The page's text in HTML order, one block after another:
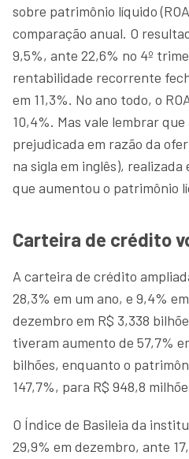
sobre patrimônio líquido
comparação anual. O
9,5%, ante 22,6% no 4º
rentabilidade recorrente
em 11,3%. No ano todo, o
10,4%. Mas vale lembrar
prejudicada em razão da
na sigla em inglês), realizada
que aumentou o patrimônio
Carteira de crédito
A carteira de crédito
28,3% em um ano, e 9,4%
dezembro em R$ 3,338
tiveram aumento de 57,7%
bilhões, enquanto o
147,7%, para R$ 948,8
O Índice de Basileia da
29,9% em dezembro, ante